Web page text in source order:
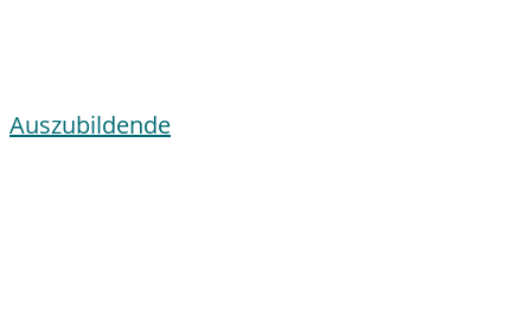
Auszubildende